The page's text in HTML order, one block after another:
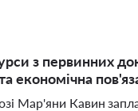
з первинних
економічна
Мар'яни Кавин